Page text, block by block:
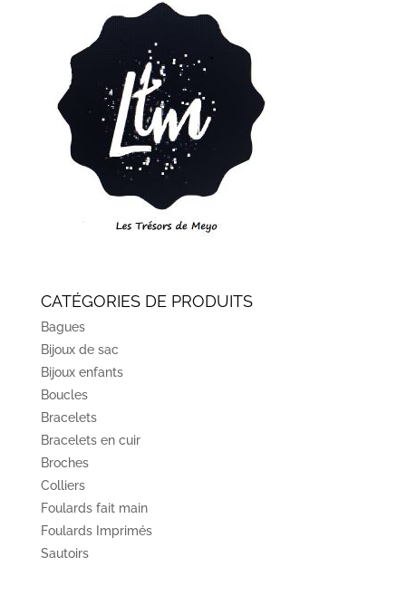
CATÉGORIES DE PRODUITS
Bagues
Bijoux de sac
Bijoux enfants
Boucles
Bracelets
Bracelets en cuir
Broches
Colliers
Foulards fait main
Foulards Imprimés
Sautoirs